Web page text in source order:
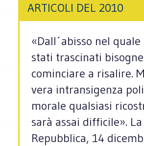
ARTICOLI DEL 2010
«Dall´abisso nel quale
stati trascinati
cominciare a risalire.
vera intransigenza
morale qualsiasi
sarà assai difficile». La
Repubblica, 14